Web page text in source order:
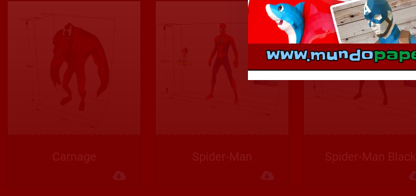
Carnage Spider-Man Spider-Man Black